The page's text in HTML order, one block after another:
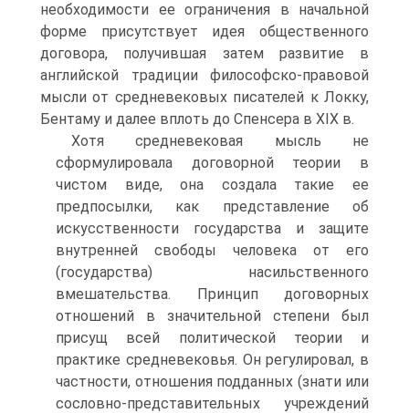
необходимости ее ограничения в начальной
форме присутствует идея общественного
договора, получившая затем развитие в
английской традиции философско-правовой
мысли от средневековых писателей к Локку,
Бентаму и далее вплоть до Спенсера в XIX в.
Хотя средневековая мысль не
сформулировала договорной теории в
чистом виде, она создала такие ее
предпосылки, как представление об
искусственности государства и защите
внутренней свободы человека от его
(государства) насильственного
вмешательства. Принцип договорных
отношений в значительной степени был
присущ всей политической теории и
практике средневековья. Он регулировал, в
частности, отношения подданных (знати или
сословно-представительных учреждений